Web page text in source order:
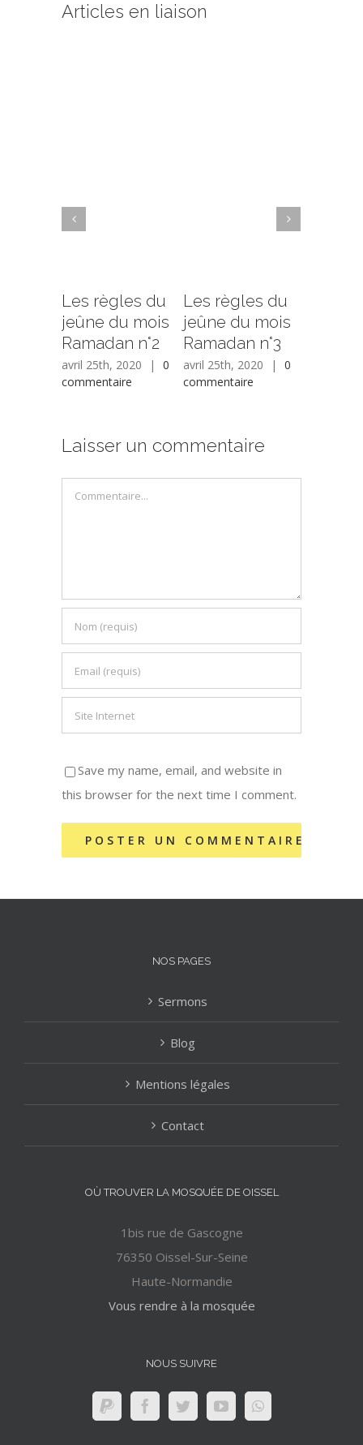
Articles en liaison
Les règles du
jeûne du mois
Ramadan n°2
avril 25th, 2020 |
0
commentaire
Les règles du
jeûne du mois
Ramadan n°3
avril 25th, 2020 |
0
commentaire
Laisser un commentaire
Commentaire
Save my name, email, and website in
this browser for the next time I comment.
NOS PAGES
Sermons
Blog
Mentions légales
Contact
OÙ TROUVER LA MOSQUÉE DE OISSEL
1bis rue de Gascogne
76350 Oissel-Sur-Seine
Haute-Normandie
Vous rendre à la mosquée
NOUS SUIVRE